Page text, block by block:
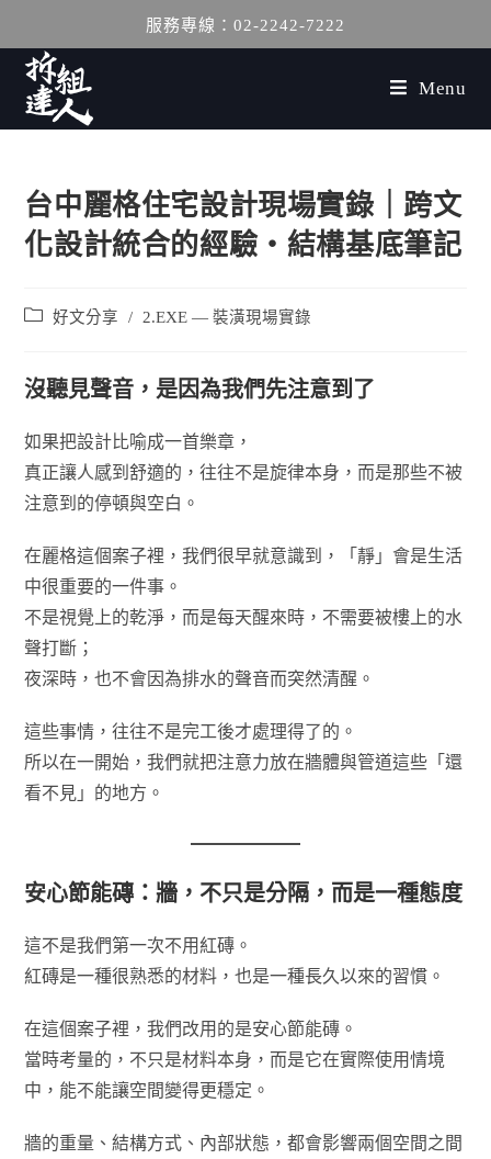
服務專線：02-2242-7222
Menu
台中麗格住宅設計現場實錄｜跨文
化設計統合的經驗・結構基底筆記
好文分享 / 2.EXE — 裝潢現場實錄
沒聽見聲音，是因為我們先注意到了
如果把設計比喻成一首樂章，
真正讓人感到舒適的，往往不是旋律本身，而是那些不被
注意到的停頓與空白。
在麗格這個案子裡，我們很早就意識到，「靜」會是生活
中很重要的一件事。
不是視覺上的乾淨，而是每天醒來時，不需要被樓上的水
聲打斷；
夜深時，也不會因為排水的聲音而突然清醒。
這些事情，往往不是完工後才處理得了的。
所以在一開始，我們就把注意力放在牆體與管道這些「還
看不見」的地方。
安心節能磚：牆，不只是分隔，而是一種態度
這不是我們第一次不用紅磚。
紅磚是一種很熟悉的材料，也是一種長久以來的習慣。
在這個案子裡，我們改用的是安心節能磚。
當時考量的，不只是材料本身，而是它在實際使用情境
中，能不能讓空間變得更穩定。
牆的重量、結構方式、內部狀態，都會影響兩個空間之間